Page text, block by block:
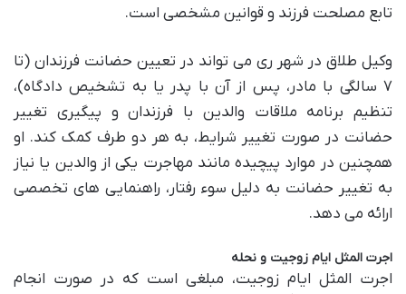
تابع مصلحت فرزند و قوانین مشخصی است.
وکیل طلاق در شهر ری می تواند در تعیین حضانت فرزندان (تا
۷ سالگی با مادر، پس از آن با پدر یا به تشخیص دادگاه)،
تنظیم برنامه ملاقات والدین با فرزندان و پیگیری تغییر
حضانت در صورت تغییر شرایط، به هر دو طرف کمک کند. او
همچنین در موارد پیچیده مانند مهاجرت یکی از والدین یا نیاز
به تغییر حضانت به دلیل سوء رفتار، راهنمایی های تخصصی
ارائه می دهد.
اجرت المثل ایام زوجیت و نحله
اجرت المثل ایام زوجیت، مبلغی است که در صورت انجام